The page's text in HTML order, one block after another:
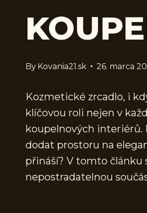
By Kovania21.sk 26. marca
Kozmetické zrcadlo, i
klíčovou roli nejen v
koupelnových interiérů.
dodat prostoru na
přináší? V tomto článku
nepostradatelnou